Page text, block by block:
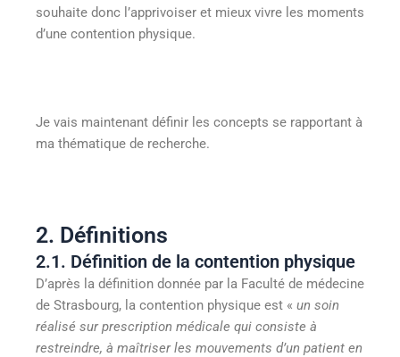
souhaite donc l’apprivoiser et mieux vivre les moments
d’une contention physique.
Je vais maintenant définir les concepts se rapportant à
ma thématique de recherche.
2. Définitions
2.1. Définition de la contention physique
D’après la définition donnée par la Faculté de médecine
de Strasbourg, la contention physique est « un soin
réalisé sur prescription médicale qui consiste à
restreindre, à maîtriser les mouvements d’un patient en